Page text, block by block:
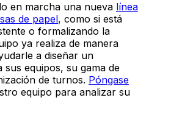
en marcha una nueva línea
de papel, como si está
o formalizando la
ya realiza de manera
a diseñar un
sus equipos, su gama de
de turnos. Póngase
equipo para analizar su